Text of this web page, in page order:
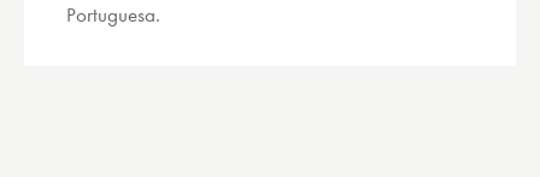
Portuguesa.